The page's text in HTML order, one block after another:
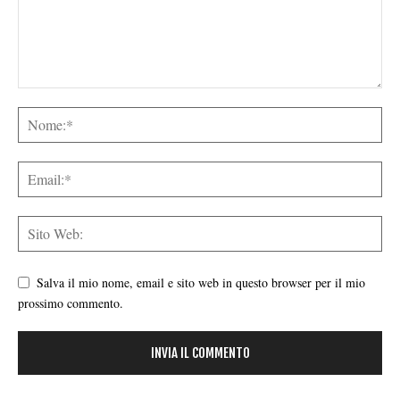
Salva il mio nome, email e sito web in questo browser per il mio
prossimo commento.